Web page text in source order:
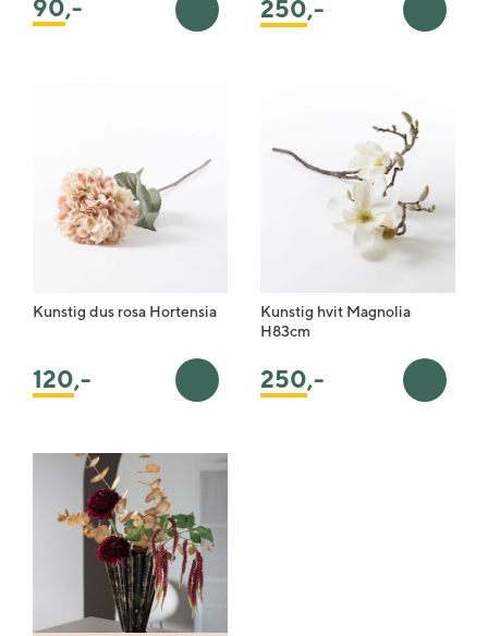
90,- Legg i handlekurv
250,- Legg i
Kunstig dus rosa Hortensia
120,- Legg i handlekurv
Kunstig hvit Magnolia
H83cm
250,- Legg i